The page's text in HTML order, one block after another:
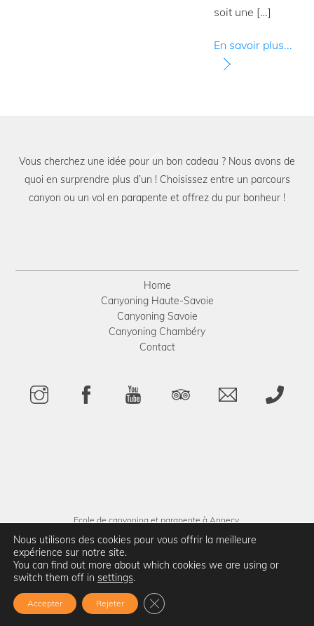
soit une […]
En savoir plus...
Vous cherchez une idée pour un bon cadeau ? Nous avons de
quoi en surprendre plus d’un ! Choisissez entre un parcours
canyon ou un vol en parapente et offrez du pur bonheur !
Home
Canyoning Haute-Savoie
Canyoning Savoie
Canyoning Chambéry
Contact
Ecole de canyoning et parapente à Annecy,
Politique de confidentialité Conditions générales de vente
Nous utilisons des cookies pour vous offrir la meilleure
expérience sur notre site.
You can find out more about which cookies we are using or
switch them off in settings.
Accepter Rejeter Fermer la bannière des cookies